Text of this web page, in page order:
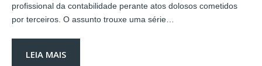
profissional da contabilidade perante atos dolosos cometidos
por terceiros. O assunto trouxe uma série…
LEIA MAIS